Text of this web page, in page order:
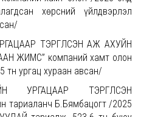
хөрсний үйлдвэрлэл
ТЭРГҮҮЛСЭН АЖ АХУЙН
ЖИМС” компаний хамт олон
тн ургац хураан авсан/
УРГАЦААР ТЭРГҮҮЛСЭН
тариаланч Б.Бямбацогт /2025